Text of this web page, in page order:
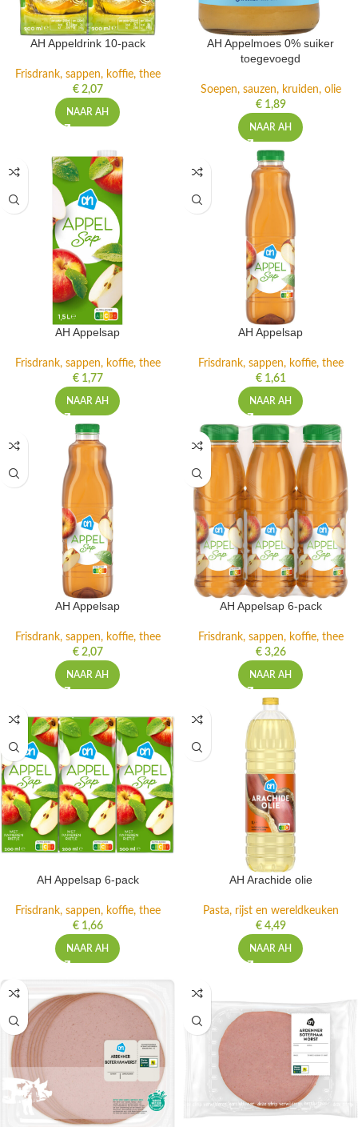
AH Appeldrink 10-pack
Frisdrank, sappen, koffie, thee
€2,07
NAAR AH
AH Appelmoes 0% suiker
toegevoegd
Soepen, sauzen, kruiden, olie
€1,89
NAAR AH
AH Appelsap
Frisdrank, sappen, koffie, thee
€1,77
NAAR AH
AH Appelsap
Frisdrank, sappen, koffie, thee
€1,61
NAAR AH
AH Appelsap
Frisdrank, sappen, koffie, thee
€2,07
NAAR AH
AH Appelsap 6-pack
Frisdrank, sappen, koffie, thee
€3,26
NAAR AH
AH Appelsap 6-pack
Frisdrank, sappen, koffie, thee
€1,66
NAAR AH
AH Arachide olie
Pasta, rijst en wereldkeuken
€4,49
NAAR AH